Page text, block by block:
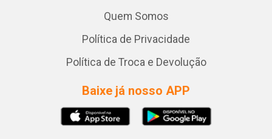
Quem Somos
Política de Privacidade
Política de Troca e Devolução
Baixe já nosso APP